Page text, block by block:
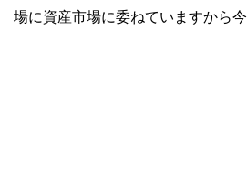
場に資産市場に委ねていますから